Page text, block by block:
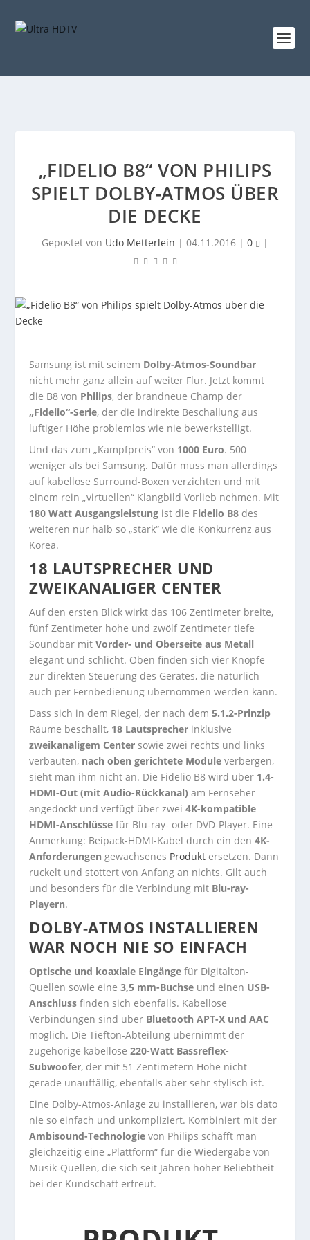
„FIDELIO B8“ VON PHILIPS
SPIELT DOLBY-ATMOS ÜBER
DIE DECKE
Gepostet von Udo Metterlein | 04.11.2016 | 0 |
Samsung ist mit seinem Dolby-Atmos-Soundbar
nicht mehr ganz allein auf weiter Flur. Jetzt kommt
die B8 von Philips, der brandneue Champ der
„Fidelio“-Serie, der die indirekte Beschallung aus
luftiger Höhe problemlos wie nie bewerkstelligt.
Und das zum „Kampfpreis“ von 1000 Euro. 500
weniger als bei Samsung. Dafür muss man allerdings
auf kabellose Surround-Boxen verzichten und mit
einem rein „virtuellen“ Klangbild Vorlieb nehmen. Mit
180 Watt Ausgangsleistung ist die Fidelio B8 des
weiteren nur halb so „stark“ wie die Konkurrenz aus
Korea.
18 LAUTSPRECHER UND
ZWEIKANALIGER CENTER
Auf den ersten Blick wirkt das 106 Zentimeter breite,
fünf Zentimeter hohe und zwölf Zentimeter tiefe
Soundbar mitVorder- und Oberseite aus Metall
elegant und schlicht. Oben finden sich vier Knöpfe
zur direkten Steuerung des Gerätes, die natürlich
auch per Fernbedienung übernommen werden kann.
Dass sich in dem Riegel, der nach dem5.1.2-Prinzip
Räume beschallt, 18 Lautsprecher inklusive
zweikanaligem Center sowie zwei rechts und links
verbauten, nach oben gerichtete Module verbergen,
sieht man ihm nicht an. Die Fidelio B8 wird über 1.4-
HDMI-Out (mit Audio-Rückkanal) am Fernseher
angedockt und verfügt über zwei4K-kompatible
HDMI-Anschlüsse für Blu-ray- oder DVD-Player. Eine
Anmerkung: Beipack-HDMI-Kabel durch ein den4K-
Anforderungen gewachsenes Produkt ersetzen. Dann
ruckelt und stottert von Anfang an nichts. Gilt auch
und besonders für die Verbindung mit Blu-ray-
Playern.
DOLBY-ATMOS INSTALLIEREN
WAR NOCH NIE SO EINFACH
Optische und koaxiale Eingänge für Digitalton-
Quellen sowie eine 3,5 mm-Buchse und einen USB-
Anschluss finden sich ebenfalls. Kabellose
Verbindungen sind über Bluetooth APT-X und AAC
möglich. Die Tiefton-Abteilung übernimmt der
zugehörige kabellose220-Watt Bassreflex-
Subwoofer, der mit 51 Zentimetern Höhe nicht
gerade unauffällig, ebenfalls aber sehr stylisch ist.
Eine Dolby-Atmos-Anlage zu installieren, war bis dato
nie so einfach und unkompliziert. Kombiniert mit der
Ambisound-Technologie von Philips schafft man
gleichzeitig eine „Plattform“ für die Wiedergabe von
Musik-Quellen, die sich seit Jahren hoher Beliebtheit
bei der Kundschaft erfreut.